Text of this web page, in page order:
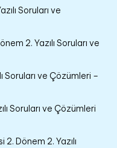
Soruları ve
2. Yazılı Soruları ve
Soruları ve Çözümleri –
Soruları ve Çözümleri
2. Dönem 2. Yazılı